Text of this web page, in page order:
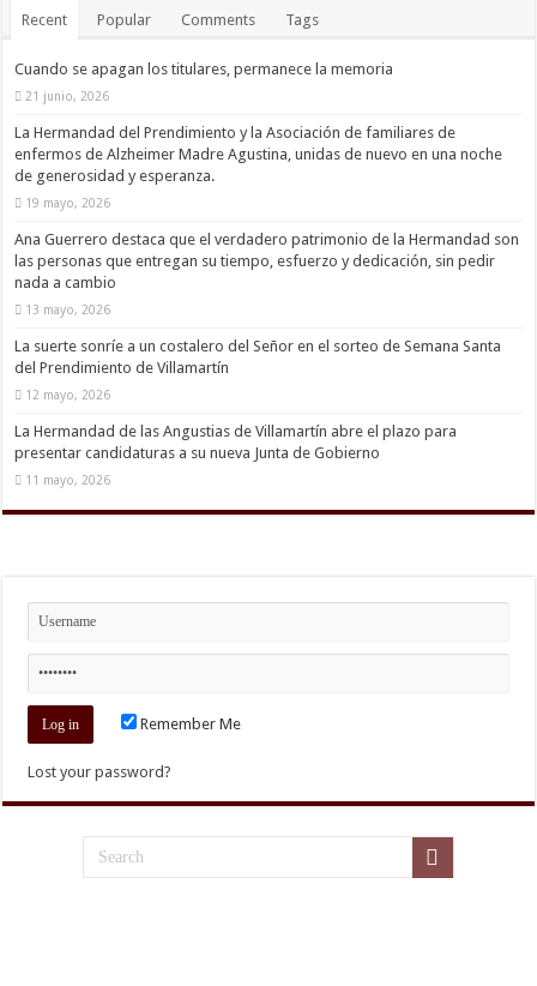
Recent Popular Comments Tags
Cuando se apagan los titulares, permanece la memoria
21 junio, 2026
La Hermandad del Prendimiento y la Asociación de familiares de
enfermos de Alzheimer Madre Agustina, unidas de nuevo en una noche
de generosidad y esperanza.
19 mayo, 2026
Ana Guerrero destaca que el verdadero patrimonio de la Hermandad son
las personas que entregan su tiempo, esfuerzo y dedicación, sin pedir
nada a cambio
13 mayo, 2026
La suerte sonríe a un costalero del Señor en el sorteo de Semana Santa
del Prendimiento de Villamartín
12 mayo, 2026
La Hermandad de las Angustias de Villamartín abre el plazo para
presentar candidaturas a su nueva Junta de Gobierno
11 mayo, 2026
Remember Me
Lost your password?